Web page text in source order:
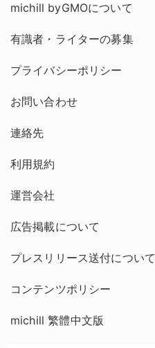
michill byGMOについて
有識者・ライターの募集
プライバシーポリシー
お問い合わせ
連絡先
利用規約
運営会社
広告掲載について
プレスリリース送付について
コンテンツポリシー
michill 繁體中文版